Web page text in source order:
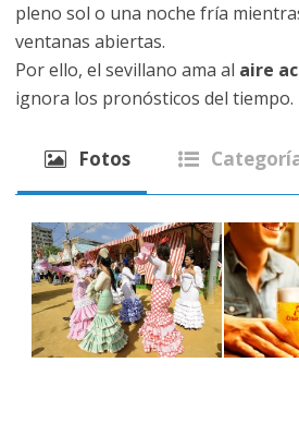
pleno sol o una noche fría
ventanas abiertas.
Por ello, el sevillano ama al aire
ignora los pronósticos del tiempo.
Fotos